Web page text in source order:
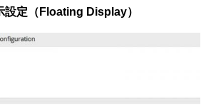
設定（Floating Display）